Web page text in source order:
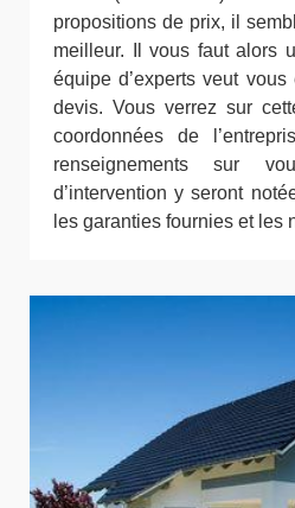
propositions de prix, il
meilleur. Il vous faut alors
équipe d’experts veut vous
devis. Vous verrez sur
coordonnées de
renseignements sur
d’intervention y seront
les garanties fournies et les